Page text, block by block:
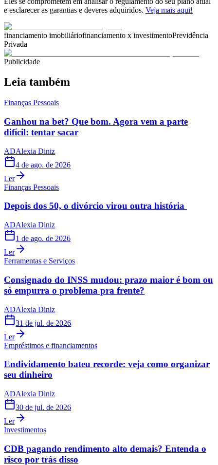
e esclarecer as garantias e deveres adquiridos. Veja mais aqui!
financiamento imobiliáriofinanciamento x investimentoPrevidência
Privada
Publicidade
Leia também
Finanças Pessoais
Ganhou na bet? Que bom. Agora vem a parte
difícil: tentar sacar
ADAlexia Diniz
4 de ago. de 2026
Ler
Finanças Pessoais
Depois dos 50, o divórcio virou outra história
ADAlexia Diniz
1 de ago. de 2026
Ler
Ferramentas e Serviços
Consignado do INSS mudou: prazo maior é bom ou
só empurra o problema pra frente?
ADAlexia Diniz
31 de jul. de 2026
Ler
Empréstimos e financiamentos
Endividamento bateu recorde: veja como organizar
seu dinheiro
ADAlexia Diniz
30 de jul. de 2026
Ler
Investimentos
CDB pagando rendimento alto demais? Entenda o
risco por trás disso